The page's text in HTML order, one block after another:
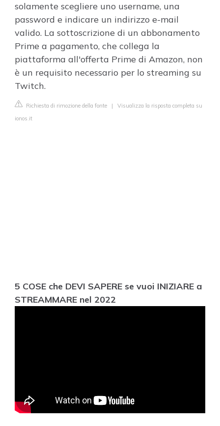
solamente scegliere uno username, una
password e indicare un indirizzo e-mail
valido. La sottoscrizione di un abbonamento
Prime a pagamento, che collega la
piattaforma all'offerta Prime di Amazon, non
è un requisito necessario per lo streaming su
Twitch.
Richiesta di rimozione della fonte | Visualizza la risposta completa su
ionos.it
5 COSE che DEVI SAPERE se vuoi INIZIARE a
STREAMMARE nel 2022